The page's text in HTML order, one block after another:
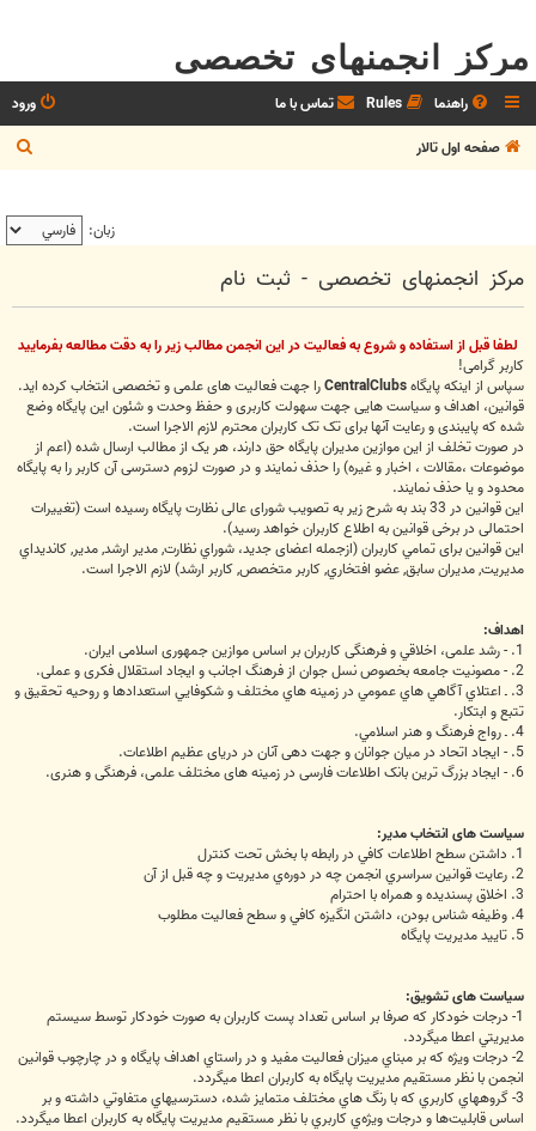
مرکز انجمنهای تخصصی
راهنما Rules تماس با ما
ورود
صفحه اول تالار
س
ج
زبان:
مرکز انجمنهای تخصصی - ثبت نام
لطفا قبل از استفاده و شروع به فعاليت در اين انجمن مطالب زير را به دقت مطالعه بفرماييد
کاربر گرامی!
سپاس از اینکه پایگاهCentralClubsرا جهت فعالیت های علمی و تخصصی انتخاب کرده اید.
قوانین، اهداف و سیاست هایی جهت سهولت کاربری و حفظ وحدت و شئون این پایگاه وضع
شده که پایبندی و رعایت آنها برای تک تک کاربران محترم لازم الاجرا است.
در صورت تخلف از این موازین مدیران پایگاه حق دارند، هر یک از مطالب ارسال شده (اعم از
موضوعات ،مقالات ، اخبار و غیره) را حذف نمایند و در صورت لزوم دسترسی آن کاربر را به پایگاه
محدود و یا حذف نمایند.
این قوانین در 33 بند به شرح زیر به تصویب شورای عالی نظارت پایگاه رسیده است (تغییرات
احتمالی در برخی قوانین به اطلاع کاربران خواهد رسید).
این قوانین برای تمامي كاربران (ازجمله اعضای جدید، شوراي نظارت, مدير ارشد, مدير, کانديداي
مديريت, مديران سابق, عضو افتخاري, کاربر متخصص, کاربر ارشد) لازم الاجرا است.
اهداف:
1. - رشد علمی، اخلاقي و فرهنگی کاربران بر اساس موازین جمهوری اسلامی ایران.
2. - مصونيت جامعه بخصوص نسل جوان از فرهنگ اجانب و ایجاد استقلال فکری و عملی.
3. ـ اعتلاي آگاهي هاي عمومي در زمينه هاي مختلف و شكوفايي استعدادها و روحيه تحقيق و
تتبع و ابتكار.
4. ـ رواج فرهنگ و هنر اسلامي.
5. - ایجاد اتحاد در میان جوانان و جهت دهی آنان در دریای عظیم اطلاعات.
6. - ایجاد بزرگ ترین بانک اطلاعات فارسی در زمینه های مختلف علمی، فرهنگی و هنری.
سیاست های انتخاب مدیر:
1. داشتن سطح اطلاعات کافي در رابطه با بخش تحت کنترل
2. رعايت قوانين سراسري انجمن چه در دوره‌ي مديريت و چه قبل از آن
3. اخلاق پسنديده و همراه با احترام
4. وظيفه شناس بودن، داشتن انگيزه کافي و سطح فعاليت مطلوب
5. تاييد مديريت پايگاه
سیاست های تشویق:
1- درجات خودکار که صرفا بر اساس تعداد پست کاربران به صورت خودکار توسط سيستم
مديريتي اعطا ميگردد.
2- درجات ويژه که بر مبناي ميزان فعاليت مفيد و در راستاي اهداف پايگاه و در چارچوب قوانين
انجمن با نظر مستقيم مديريت پايگاه به کاربران اعطا ميگردد.
3- گروههاي کاربري که با رنگ هاي مختلف متمايز شده، دسترسيهاي متفاوتي داشته و بر
اساس قابليت‌ها و درجات ويژه‌ي کاربري با نظر مستقيم مديريت پايگاه به کاربران اعطا ميگردد.